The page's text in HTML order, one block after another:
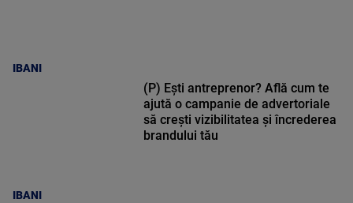
IBANI
IBANI
(P) Ești antreprenor? Află cum te
ajută o campanie de advertoriale
să crești vizibilitatea și încrederea
brandului tău